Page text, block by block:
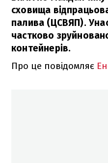
сховища
палива (ЦСВЯП).
частково
контейнерів.
Про це повідомляє